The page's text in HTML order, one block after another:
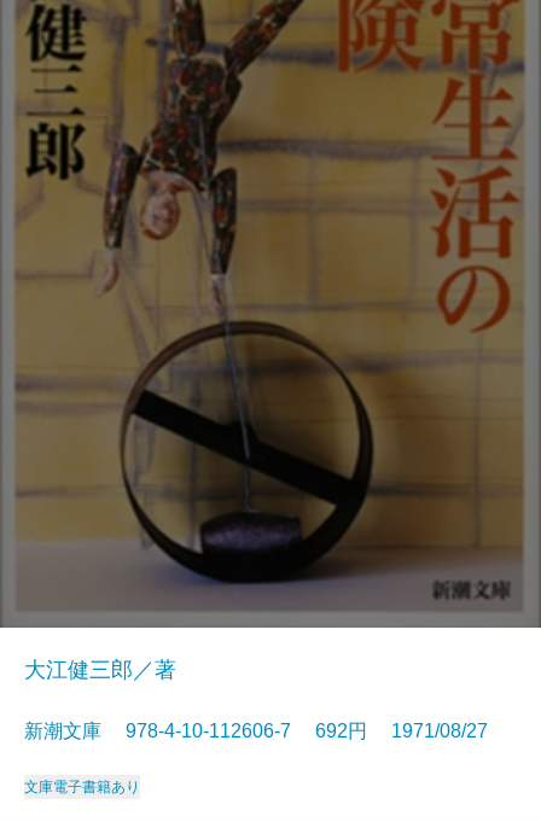
大江健三郎／著
新潮文庫 978-4-10-112606-7 692円 1971/08/27
文庫電子書籍あり